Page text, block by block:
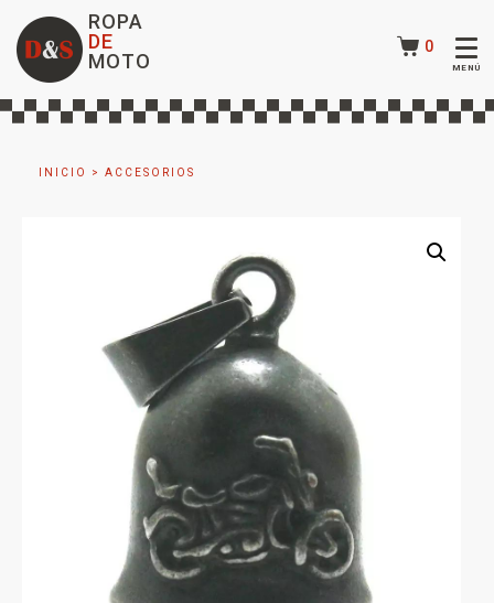
ROPA
DE
MOTO
0
INICIO > ACCESORIOS